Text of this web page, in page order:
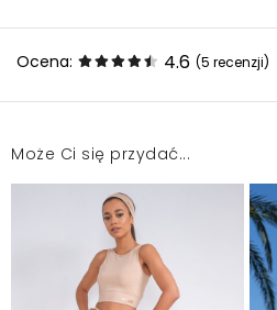
Ocena: 4.6 (5 recenzji)
Leginsy bardzo ładnie
Agnieszka
Legginsy wykonane ze
się zarówno do ćwiczeń jak i
Może Ci się przydać...